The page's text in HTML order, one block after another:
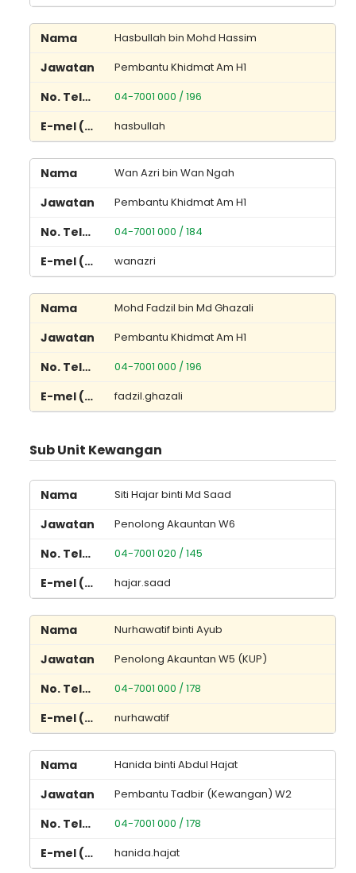
Hasbullah bin Mohd Hassim
Pembantu Khidmat Am H1
04-7001 000 / 196
hasbullah
Wan Azri bin Wan Ngah
Pembantu Khidmat Am H1
04-7001 000 / 184
wanazri
Mohd Fadzil bin Md Ghazali
Pembantu Khidmat Am H1
04-7001 000 / 196
fadzil.ghazali
Sub Unit Kewangan
Siti Hajar binti Md Saad
Penolong Akauntan W6
04-7001 020 / 145
hajar.saad
Nurhawatif binti Ayub
Penolong Akauntan W5 (KUP)
04-7001 000 / 178
nurhawatif
Hanida binti Abdul Hajat
Pembantu Tadbir (Kewangan) W2
04-7001 000 / 178
hanida.hajat